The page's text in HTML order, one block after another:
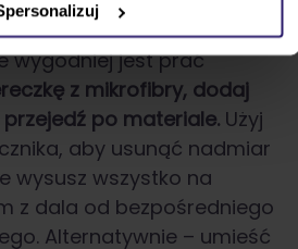
dużo ruchomych części,
wygodniej jest prać
z mikrofibry, dodaj
po materiale. Użyj
aby usunąć nadmiar
wysusz wszystko na
z dala od bezpośredniego
Alternatywnie – umieść